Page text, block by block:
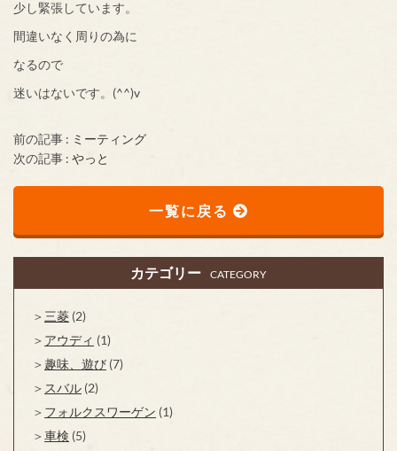
少し緊張しています。
間違いなく周りの為に
なるので
迷いはないです。(^^)v
前の記事 : ミーティング
次の記事 : やっと
一覧に戻る
カテゴリー CATEGORY
三菱 (2)
アウディ (1)
趣味、遊び (7)
スバル (2)
フォルクスワーゲン (1)
車検 (5)